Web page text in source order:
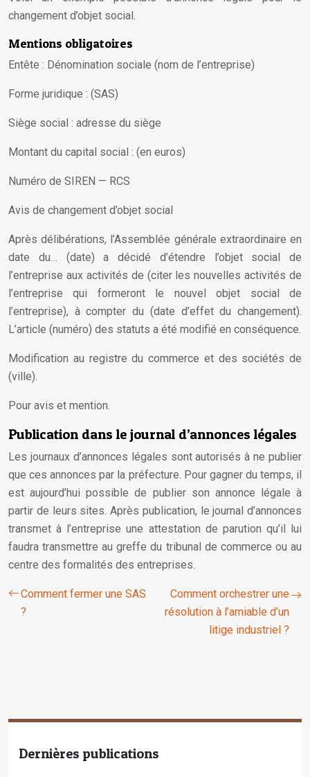
changement d’objet social.
Mentions obligatoires
Entête : Dénomination sociale (nom de l’entreprise)
Forme juridique : (SAS)
Siège social : adresse du siège
Montant du capital social : (en euros)
Numéro de SIREN — RCS
Avis de changement d’objet social
Après délibérations, l’Assemblée générale extraordinaire en
date du… (date) a décidé d’étendre l’objet social de
l’entreprise aux activités de (citer les nouvelles activités de
l’entreprise qui formeront le nouvel objet social de
l’entreprise), à compter du (date d’effet du changement).
L’article (numéro) des statuts a été modifié en conséquence.
Modification au registre du commerce et des sociétés de
(ville).
Pour avis et mention.
Publication dans le journal d’annonces légales
Les journaux d’annonces légales sont autorisés à ne publier
que ces annonces par la préfecture. Pour gagner du temps, il
est aujourd’hui possible de publier son annonce légale à
partir de leurs sites. Après publication, le journal d’annonces
transmet à l’entreprise une attestation de parution qu’il lui
faudra transmettre au greffe du tribunal de commerce ou au
centre des formalités des entreprises.
Comment fermer une SAS
?
Comment orchestrer une
résolution à l’amiable d’un
litige industriel ?
Dernières publications